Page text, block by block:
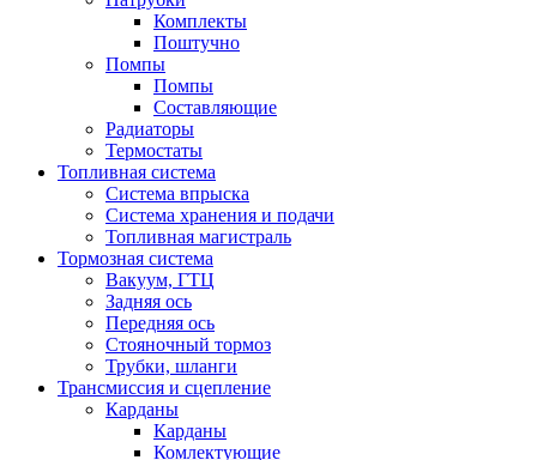
Комплекты
Поштучно
Помпы
Помпы
Составляющие
Радиаторы
Термостаты
Топливная система
Система впрыска
Система хранения и подачи
Топливная магистраль
Тормозная система
Вакуум, ГТЦ
Задняя ось
Передняя ось
Стояночный тормоз
Трубки, шланги
Трансмиссия и сцепление
Карданы
Карданы
Комлектующие